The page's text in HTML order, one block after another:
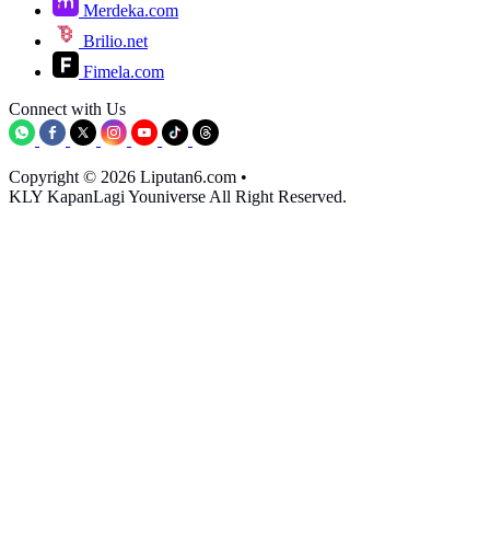
Merdeka.com
Brilio.net
Fimela.com
Connect with Us
Copyright © 2026 Liputan6.com •
KLY KapanLagi Youniverse All Right Reserved.